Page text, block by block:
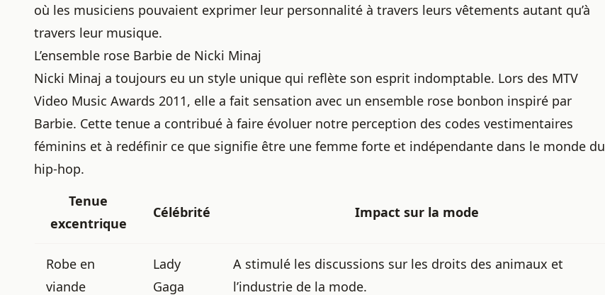
où les musiciens pouvaient exprimer leur personnalité à travers leurs vêtements autant qu’à
travers leur musique.
L’ensemble rose Barbie de Nicki Minaj
Nicki Minaj a toujours eu un style unique qui reflète son esprit indomptable. Lors des MTV
Video Music Awards 2011, elle a fait sensation avec un ensemble rose bonbon inspiré par
Barbie. Cette tenue a contribué à faire évoluer notre perception des codes vestimentaires
féminins et à redéfinir ce que signifie être une femme forte et indépendante dans le monde du
hip-hop.
Tenue
excentrique
Célébrité Impact sur la mode
Robe en
viande
Lady
Gaga
A stimulé les discussions sur les droits des animaux et
l’industrie de la mode.